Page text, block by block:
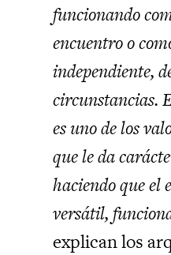
funcionando
encuentro o
independiente,
circunstancias.
es uno de los
que le da
haciendo que el
versátil,
explican los